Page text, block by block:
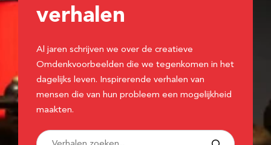
verhalen
Al jaren schrijven we over de creatieve
Omdenkvoorbeelden die we tegenkomen in het
dagelijks leven. Inspirerende verhalen van
mensen die van hun probleem een mogelijkheid
maakten.